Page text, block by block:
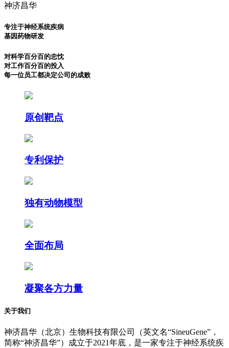
神济昌华
专注于神经系统疾病
基因药物研发
对科学百分百的忠忱
对工作百分百的投入
每一位员工都决定公司的成败
原创靶点
专利保护
独有动物模型
全面布局
凝聚各方力量
关于我们
神济昌华（北京）生物科技有限公司（英文名“SineuGene”，
简称“神济昌华”）成立于2021年底，是一家专注于神经系统疾